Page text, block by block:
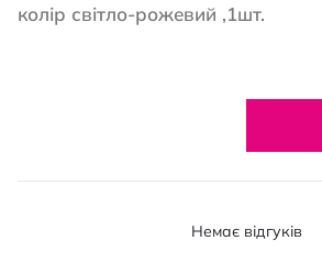
колір світло-рожевий ,1шт.
Немає відгуків